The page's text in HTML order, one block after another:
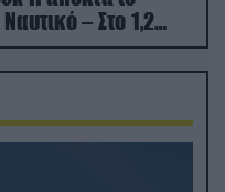
– Στο 1,2
κόστος